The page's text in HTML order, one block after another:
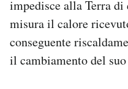
impedisce alla Terra
misura il calore
conseguente
il cambiamento del